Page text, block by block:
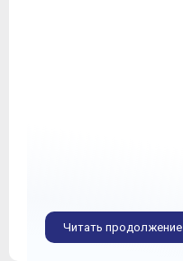
Читать продолжение